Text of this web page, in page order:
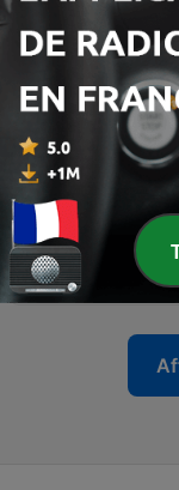
283 -
Cnews FM
11 avr. 2020
282 - Cnews FM
Vybudujte si
28 mars 2020
281 - Cnews FM
XSX?
21 mars 2020